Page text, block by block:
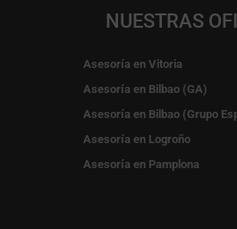
NUESTRAS
Asesoría en Vitoria
Asesoría en Bilbao (GA)
Asesoría en Bilbao (Grupo
Asesoría en Logroño
Asesoría en Pamplona